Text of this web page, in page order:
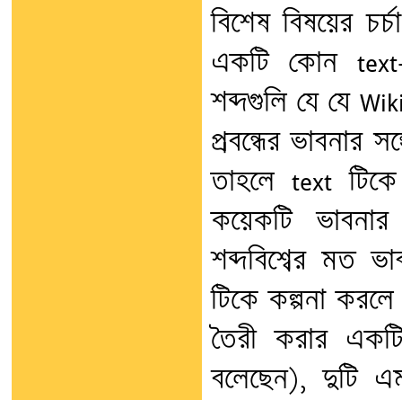
বিশেষ বিষয়ের
একটি কোন
শব্দগুলি যে যে
প্রবন্ধের ভাবনার
তাহলে text
কয়েকটি
শব্দবিশ্বের মত
টিকে কল্পনা
তৈরী করার
বলেছেন), দুটি